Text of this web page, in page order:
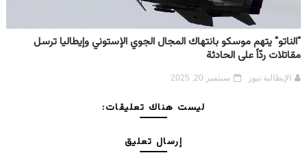
"الناتو" يتهم موسكو بانتهاك المجال الجوي الإستوني وإيطاليا ترسل
مقاتلات ردّاً على الحادثة
الإيطالية نيوز سبتمبر 20, 2025
ليست هناك تعليقات:
إرسال تعليق